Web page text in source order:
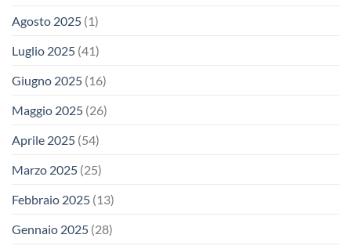
Agosto 2025 (1)
Luglio 2025 (41)
Giugno 2025 (16)
Maggio 2025 (26)
Aprile 2025 (54)
Marzo 2025 (25)
Febbraio 2025 (13)
Gennaio 2025 (28)